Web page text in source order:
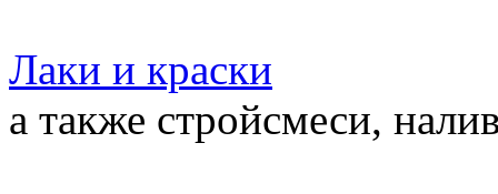
Лаки и краски
а также стройсмеси,